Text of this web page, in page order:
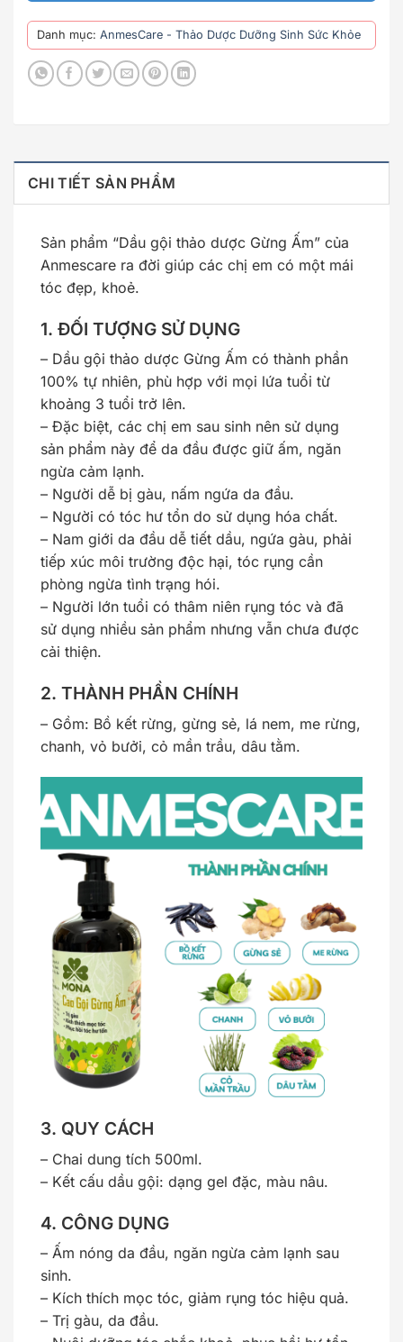
Danh mục: AnmesCare - Thảo Dược Dưỡng Sinh Sức Khỏe
CHI TIẾT SẢN PHẨM
Sản phẩm “Dầu gội thảo dược Gừng Ấm” của
Anmescare ra đời giúp các chị em có một mái
tóc đẹp, khoẻ.
1. ĐỐI TƯỢNG SỬ DỤNG
– Dầu gội thảo dược Gừng Ấm có thành phần
100% tự nhiên, phù hợp với mọi lứa tuổi từ
khoảng 3 tuổi trở lên.
– Đặc biệt, các chị em sau sinh nên sử dụng
sản phẩm này để da đầu được giữ ấm, ngăn
ngừa cảm lạnh.
– Người dễ bị gàu, nấm ngứa da đầu.
– Người có tóc hư tổn do sử dụng hóa chất.
– Nam giới da đầu dễ tiết dầu, ngứa gàu, phải
tiếp xúc môi trường độc hại, tóc rụng cần
phòng ngừa tình trạng hói.
– Người lớn tuổi có thâm niên rụng tóc và đã
sử dụng nhiều sản phẩm nhưng vẫn chưa được
cải thiện.
2. THÀNH PHẦN CHÍNH
– Gồm: Bồ kết rừng, gừng sẻ, lá nem, me rừng,
chanh, vỏ bưởi, cỏ mần trầu, dâu tằm.
3. QUY CÁCH
– Chai dung tích 500ml.
– Kết cấu dầu gội: dạng gel đặc, màu nâu.
4. CÔNG DỤNG
– Ấm nóng da đầu, ngăn ngừa cảm lạnh sau
sinh.
– Kích thích mọc tóc, giảm rụng tóc hiệu quả.
– Trị gàu, da đầu.